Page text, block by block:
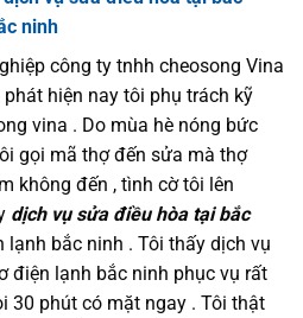
ninh
công ty tnhh cheosong Vina
hiện nay tôi phụ trách kỹ
vina . Do mùa hè nóng bức
gọi mã thợ đến sửa mà thợ
không đến , tình cờ tôi lên
dịch vụ sửa điều hòa tại bắc
bắc ninh . Tôi thấy dịch vụ
điện lạnh bắc ninh phục vụ rất
30 phút có mặt ngay . Tôi thật